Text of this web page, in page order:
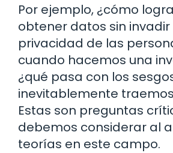
Por ejemplo, ¿cómo
obtener datos sin invadir
privacidad de las
cuando hacemos una
¿qué pasa con los
inevitablemente
Estas son preguntas
debemos considerar al
teorías en este campo.